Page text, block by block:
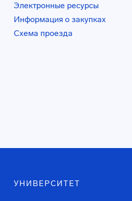
Электронные ресурсы
Информация о закупках
Схема проезда
УНИВЕРСИТЕТ